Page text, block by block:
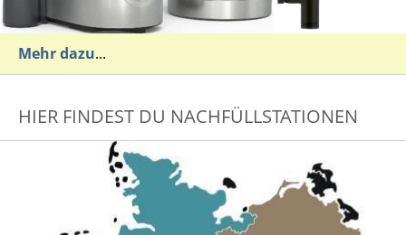
Mehr dazu...
HIER FINDEST DU NACHFÜLLSTATIONEN